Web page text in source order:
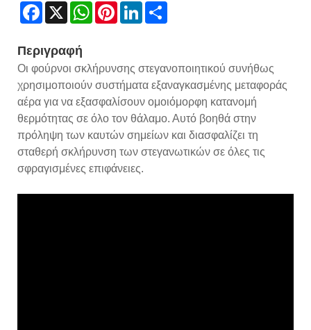
Facebook
X WhatsAppPinterestLinkedIn
Περιγραφή
Οι φούρνοι σκλήρυνσης στεγανοποιητικού συνήθως
χρησιμοποιούν συστήματα εξαναγκασμένης μεταφοράς
αέρα για να εξασφαλίσουν ομοιόμορφη κατανομή
θερμότητας σε όλο τον θάλαμο. Αυτό βοηθά στην
πρόληψη των καυτών σημείων και διασφαλίζει τη
σταθερή σκλήρυνση των στεγανωτικών σε όλες τις
σφραγισμένες επιφάνειες.